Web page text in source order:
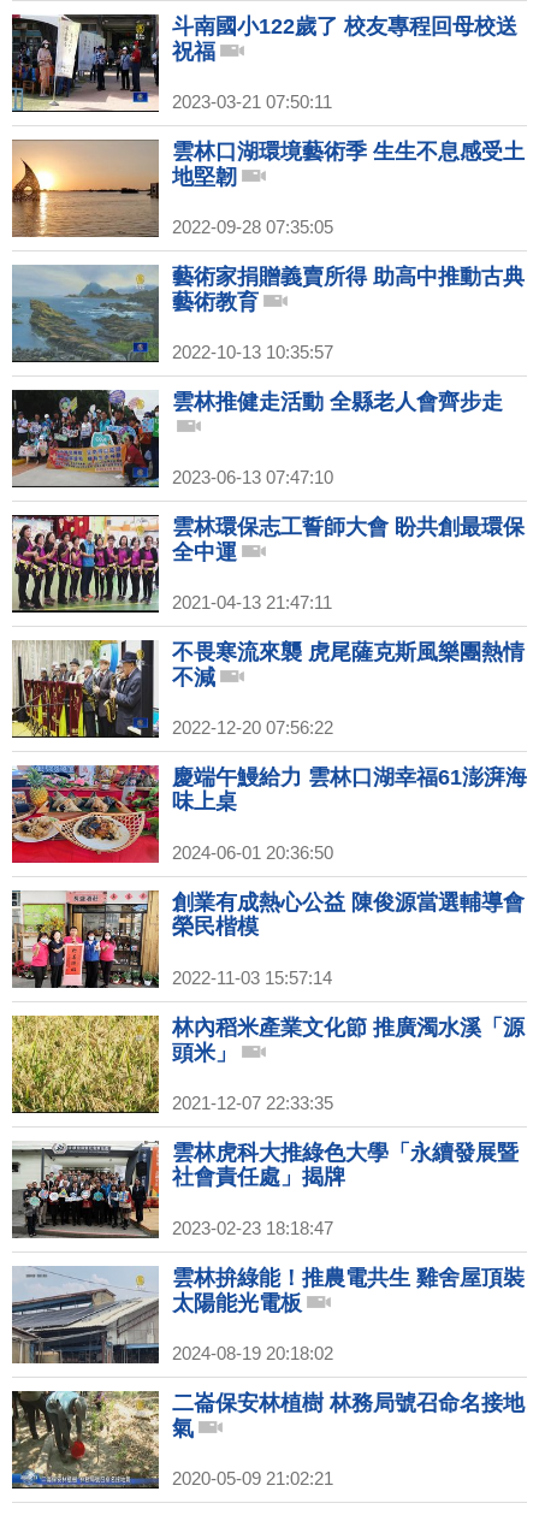
斗南國小122歲了 校友專程回母校送
祝福
2023-03-21 07:50:11
雲林口湖環境藝術季 生生不息感受土
地堅韌
2022-09-28 07:35:05
藝術家捐贈義賣所得 助高中推動古典
藝術教育
2022-10-13 10:35:57
雲林推健走活動 全縣老人會齊步走
2023-06-13 07:47:10
雲林環保志工誓師大會 盼共創最環保
全中運
2021-04-13 21:47:11
不畏寒流來襲 虎尾薩克斯風樂團熱情
不減
2022-12-20 07:56:22
慶端午鰻給力 雲林口湖幸福61澎湃海
味上桌
2024-06-01 20:36:50
創業有成熱心公益 陳俊源當選輔導會
榮民楷模
2022-11-03 15:57:14
林內稻米產業文化節 推廣濁水溪「源
頭米」
2021-12-07 22:33:35
雲林虎科大推綠色大學「永續發展暨
社會責任處」揭牌
2023-02-23 18:18:47
雲林拚綠能！推農電共生 雞舍屋頂裝
太陽能光電板
2024-08-19 20:18:02
二崙保安林植樹 林務局號召命名接地
氣
2020-05-09 21:02:21